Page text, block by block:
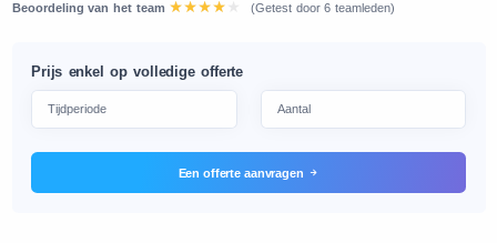
Beoordeling van het team (Getest door 6 teamleden)
Prijs enkel op volledige offerte
Een offerte aanvragen